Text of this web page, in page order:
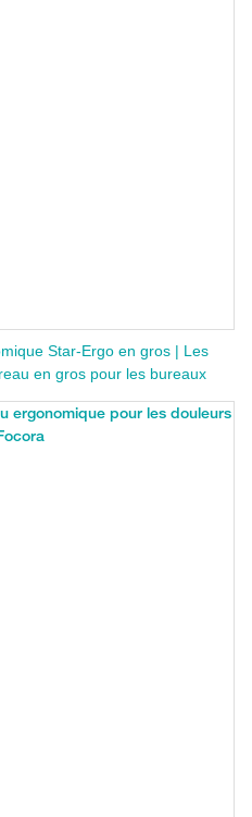
Star-Ergo en gros | Les
en gros pour les bureaux